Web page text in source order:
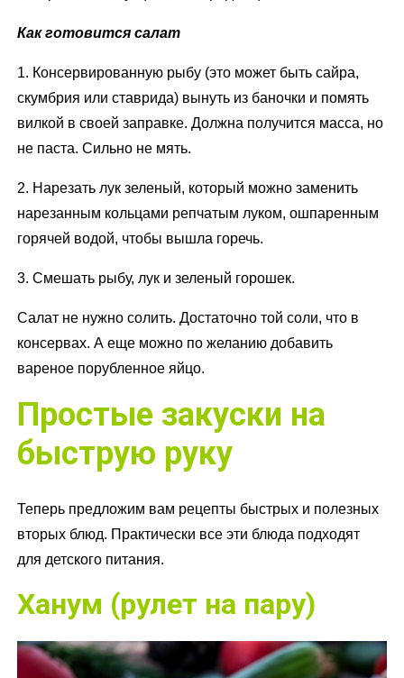
Как готовится салат
1. Консервированную рыбу (это может быть сайра,
скумбрия или ставрида) вынуть из баночки и помять
вилкой в своей заправке. Должна получится масса, но
не паста. Сильно не мять.
2. Нарезать лук зеленый, который можно заменить
нарезанным кольцами репчатым луком, ошпаренным
горячей водой, чтобы вышла горечь.
3. Смешать рыбу, лук и зеленый горошек.
Салат не нужно солить. Достаточно той соли, что в
консервах. А еще можно по желанию добавить
вареное порубленное яйцо.
Простые закуски на
быструю руку
Теперь предложим вам рецепты быстрых и полезных
вторых блюд. Практически все эти блюда подходят
для детского питания.
Ханум (рулет на пару)